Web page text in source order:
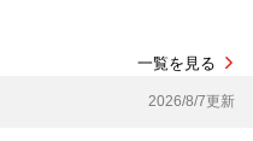
一覧を見る
2026/8/7更新